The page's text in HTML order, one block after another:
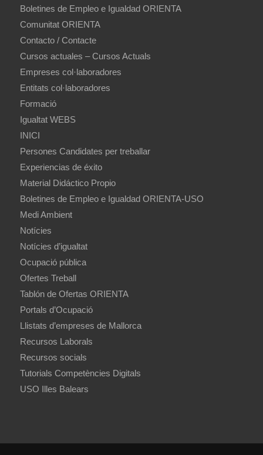
Boletines de Empleo e Igualdad ORIENTA
Comunitat ORIENTA
Contacto / Contacte
Cursos actuales – Cursos Actuals
Empreses col·laboradores
Entitats col·laboradores
Formació
Igualtat WEBS
INICI
Persones Candidates per treballar
Experiencias de éxito
Material Didáctico Propio
Boletines de Empleo e Igualdad ORIENTA-USO
Medi Ambient
Notícies
Notícies d’igualtat
Ocupació pública
Ofertes Treball
Tablón de Ofertas ORIENTA
Portals d’Ocupació
Llistats d’empreses de Mallorca
Recursos Laborals
Recursos socials
Tutorials Competències Digitals
USO Illes Balears